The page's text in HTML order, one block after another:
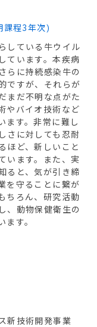
程3年次)
している牛ウイル
ています。本疾病
らに持続感染牛の
ですが、それらが
まだ不明な点がた
やバイオ技術など
ます。非常に難し
さに対しても忍耐
ほど、新しいこと
います。また、実
ると、気が引き締
を守ることに繋が
ちろん、研究活動
、動物保健衛生の
す。
新技術開発事業